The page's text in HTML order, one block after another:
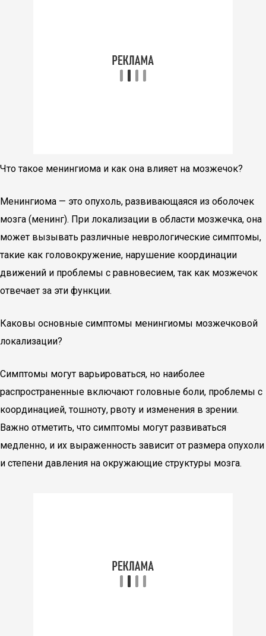
Что такое менингиома и как она влияет на мозжечок?
Менингиома — это опухоль, развивающаяся из оболочек
мозга (менинг). При локализации в области мозжечка, она
может вызывать различные неврологические симптомы,
такие как головокружение, нарушение координации
движений и проблемы с равновесием, так как мозжечок
отвечает за эти функции.
Каковы основные симптомы менингиомы мозжечковой
локализации?
Симптомы могут варьироваться, но наиболее
распространенные включают головные боли, проблемы с
координацией, тошноту, рвоту и изменения в зрении.
Важно отметить, что симптомы могут развиваться
медленно, и их выраженность зависит от размера опухоли
и степени давления на окружающие структуры мозга.